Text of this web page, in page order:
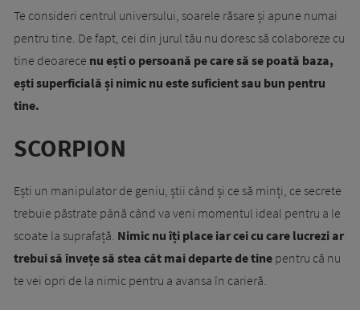
Te consideri centrul universului, soarele răsare și apune numai
pentru tine. De fapt, cei din jurul tău nu doresc să colaboreze cu
tine deoarece nu ești o persoană pe care să se poată baza,
ești superficială și nimic nu este suficient sau bun pentru
tine.
SCORPION
Ești un manipulator de geniu, știi când și ce să minți, ce secrete
trebuie păstrate până când va veni momentul ideal pentru a le
scoate la suprafață. Nimic nu îți place iar cei cu care lucrezi ar
trebui să învețe să stea cât mai departe de tine pentru că nu
te vei opri de la nimic pentru a avansa în carieră.